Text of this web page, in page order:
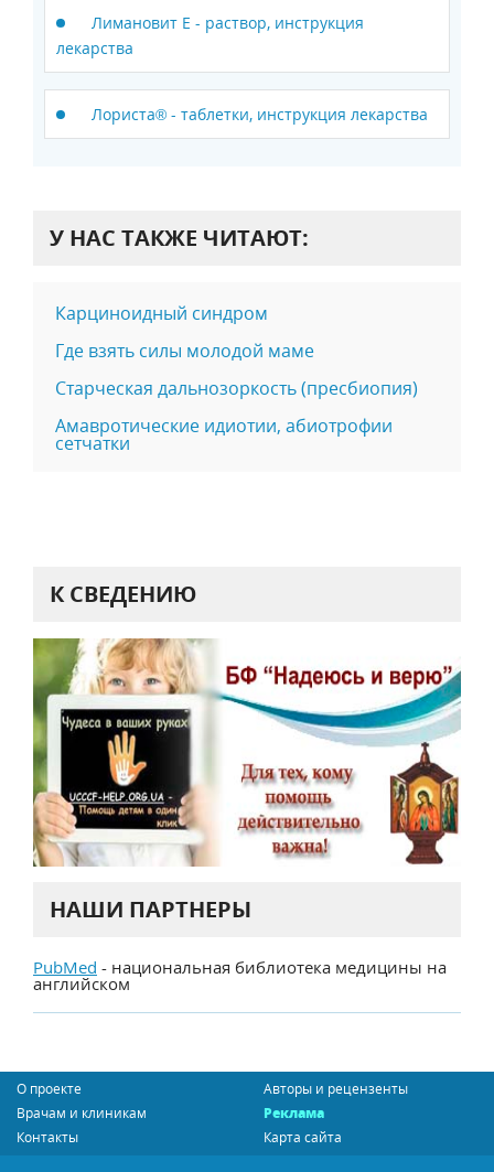
Лимановит E - раствор, инструкция
лекарства
Лориста® - таблетки, инструкция лекарства
У НАС ТАКЖЕ ЧИТАЮТ:
Карциноидный синдром
Где взять силы молодой маме
Старческая дальнозоркость (пресбиопия)
Амавротические идиотии, абиотрофии
сетчатки
К СВЕДЕНИЮ
НАШИ ПАРТНЕРЫ
PubMed - национальная библиотека медицины на
английском
О проекте
Авторы и рецензенты
Врачам и клиникам
Реклама
Контакты
Карта сайта